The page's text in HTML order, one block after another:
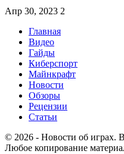
Апр 30, 2023 2
Главная
Видео
Гайды
Киберспорт
Майнкрафт
Новости
Обзоры
Рецензии
Статьи
© 2026 - Новости об играх.
Любое копирование